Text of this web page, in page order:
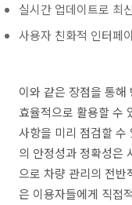
실시간 업데이트로 최
사용자 친화적 인터페
이와 같은 장점을 통해
효율적으로 활용할 수
사항을 미리 점검할 수
의 안정성과 정확성은
으로 차량 관리의 전반
은 이용자들에게 직접